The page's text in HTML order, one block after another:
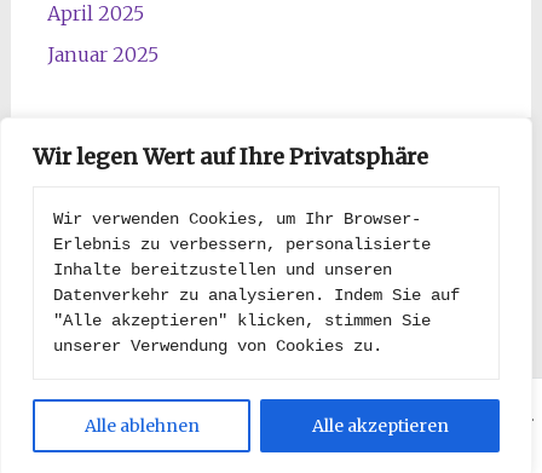
Wir legen Wert auf Ihre Privatsphäre
Wir verwenden Cookies, um Ihr Browser-
Erlebnis zu verbessern, personalisierte
Inhalte bereitzustellen und unseren
Datenverkehr zu analysieren. Indem Sie auf
"Alle akzeptieren" klicken, stimmen Sie
unserer Verwendung von Cookies zu.
Alle ablehnen Alle akzeptieren
April 2025
Januar 2025
Kategorien
Kategorien
Copyright © 2026 Niekamps Briten-Rudel
. All rights reserved.
von ThemeGrill. Powered by